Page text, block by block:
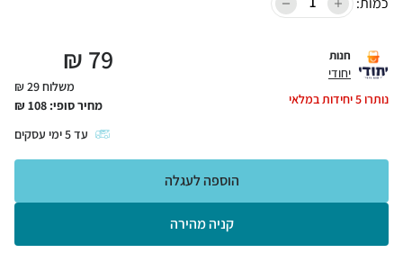
חנות
יחודי
נותרו5יחידות במלאי
79
₪
משלוח 29 ₪
מחיר סופי: 108
₪
עד5ימי עסקים
קניה מהירה
הוספה לעגלה